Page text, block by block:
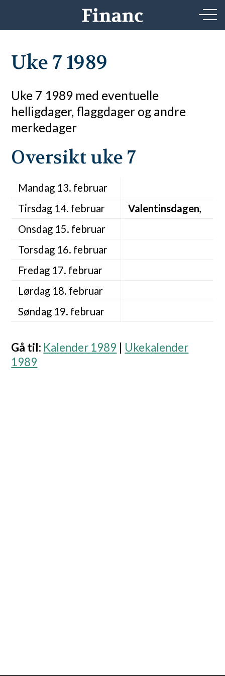
Uke 7 1989
Uke 7 1989 med eventuelle
helligdager, flaggdager og andre
merkedager
Oversikt uke 7
Mandag 13. februar
Tirsdag 14. februar
Valentinsdagen,
Onsdag 15. februar
Torsdag 16. februar
Fredag 17. februar
Lørdag 18. februar
Søndag 19. februar
Gå til: Kalender 1989
Ukekalender
1989